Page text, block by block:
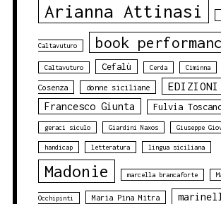
Arianna Attinasi
Caltavuturo book
Caltavuturo Cefalù Cerda Ciminna
Cosenza donne siciliane EDIZIONI
Francesco Giunta Fulvia
geraci siculo Giardini Naxos Giuseppe
handicap letteratura lingua siciliana
Madonie marcella brancaforte
Occhipinti Maria Pina Mitra